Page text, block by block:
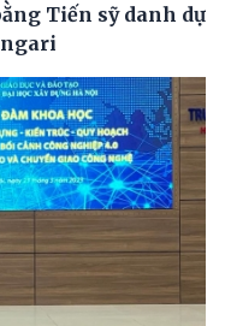
Tiến sỹ danh dự